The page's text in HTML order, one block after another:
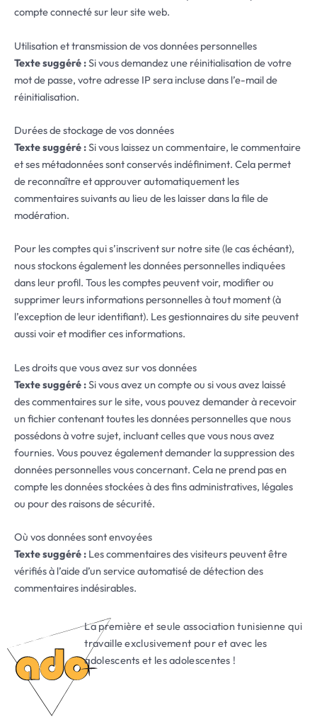
compte connecté sur leur site web.
Utilisation et transmission de vos données personnelles
Texte suggéré :Si vous demandez une réinitialisation de votre
mot de passe, votre adresse IP sera incluse dans l’e-mail de
réinitialisation.
Durées de stockage de vos données
Texte suggéré :Si vous laissez un commentaire, le commentaire
et ses métadonnées sont conservés indéfiniment. Cela permet
de reconnaître et approuver automatiquement les
commentaires suivants au lieu de les laisser dans la file de
modération.
Pour les comptes qui s’inscrivent sur notre site (le cas échéant),
nous stockons également les données personnelles indiquées
dans leur profil. Tous les comptes peuvent voir, modifier ou
supprimer leurs informations personnelles à tout moment (à
l’exception de leur identifiant). Les gestionnaires du site peuvent
aussi voir et modifier ces informations.
Les droits que vous avez sur vos données
Texte suggéré :Si vous avez un compte ou si vous avez laissé
des commentaires sur le site, vous pouvez demander à recevoir
un fichier contenant toutes les données personnelles que nous
possédons à votre sujet, incluant celles que vous nous avez
fournies. Vous pouvez également demander la suppression des
données personnelles vous concernant. Cela ne prend pas en
compte les données stockées à des fins administratives, légales
ou pour des raisons de sécurité.
Où vos données sont envoyées
Texte suggéré : Les commentaires des visiteurs peuvent être
vérifiés à l’aide d’un service automatisé de détection des
commentaires indésirables.
La première et seule association tunisienne qui
travaille exclusivement pour et avec les
adolescents et les adolescentes !